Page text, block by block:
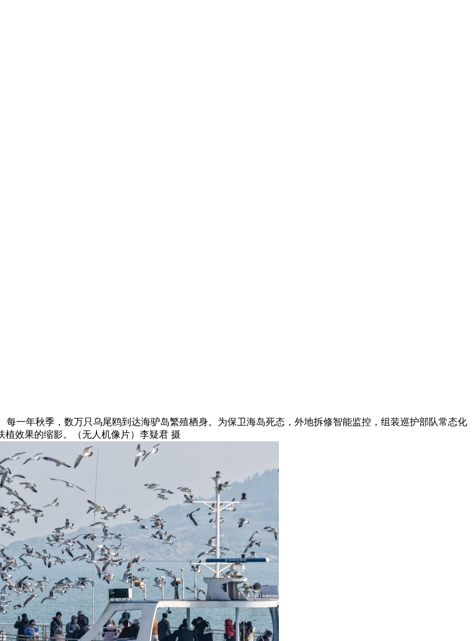
一年秋季，数万只乌尾鸥到达海驴岛繁殖栖身。为保卫海岛死态，外地拆修智能监控，组装巡护部队常态化
植效果的缩影。（无人机像片）李疑君 摄